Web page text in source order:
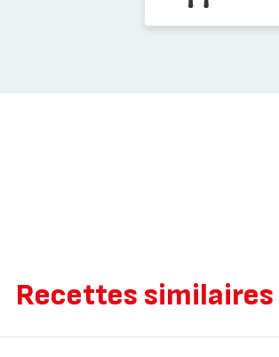
Recettes similaires